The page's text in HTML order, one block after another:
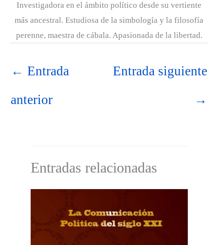
Investigadora en el ámbito político desde su vertiente
más ancestral. Estudiosa de la simbología y la filosofía
perenne, maestra de cábala. Apasionada de la libertad.
← Entrada
anterior
Entrada siguiente
→
Entradas relacionadas